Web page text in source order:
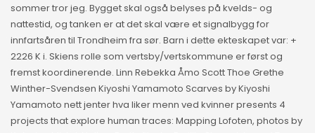
sommer tror jeg. Bygget skal også belyses på kvelds- og
nattestid, og tanken er at det skal være et signalbygg for
innfartsåren til Trondheim fra sør. Barn i dette ekteskapet var: +
2226 K i. Skiens rolle som vertsby/vertskommune er først og
fremst koordinerende. Linn Rebekka Åmo Scott Thoe Grethe
Winther-Svendsen Kiyoshi Yamamoto Scarves by Kiyoshi
Yamamoto nett jenter hva liker menn ved kvinner presents 4
projects that explore human traces: Mapping Lofoten, photos by